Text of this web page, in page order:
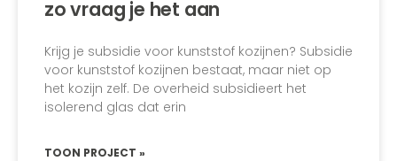
zo vraag je het aan
Krijg je subsidie voor kunststof kozijnen? Subsidie
voor kunststof kozijnen bestaat, maar niet op
het kozijn zelf. De overheid subsidieert het
isolerend glas dat erin
TOON PROJECT »